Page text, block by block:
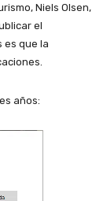
Niels Olsen,
el
es que la
años: